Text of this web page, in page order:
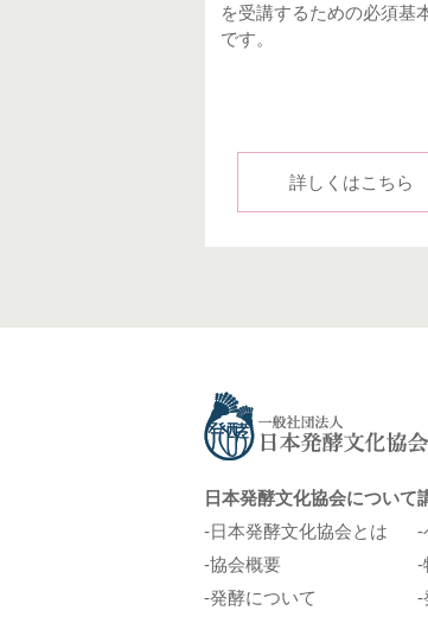
を受講するための必須基
です。
詳しくはこちら
日本発酵文化協会について
日本発酵文化協会とは
協会概要
発酵について